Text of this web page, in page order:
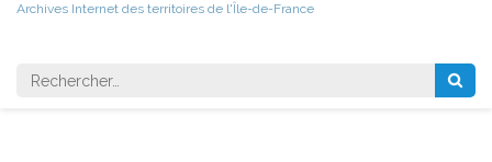
Archives Internet des territoires de l'Île-de-France
Rechercher